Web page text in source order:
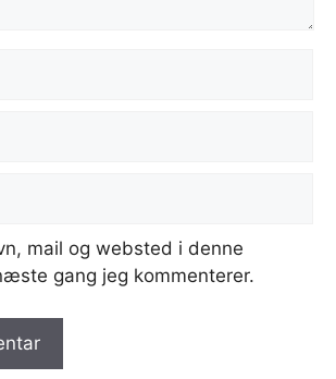
mail og websted i denne
gang jeg kommenterer.